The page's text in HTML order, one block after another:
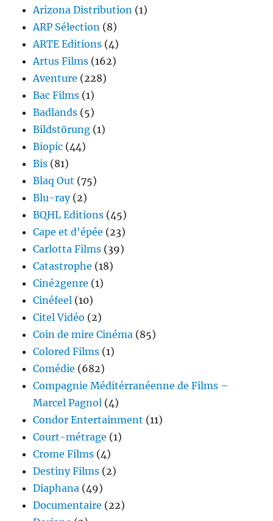
Arizona Distribution (1)
ARP Sélection (8)
ARTE Editions (4)
Artus Films (162)
Aventure (228)
Bac Films (1)
Badlands (5)
Bildstörung (1)
Biopic (44)
Bis (81)
Blaq Out (75)
Blu-ray(2)
BQHL Editions (45)
Cape et d'épée (23)
Carlotta Films (39)
Catastrophe (18)
Ciné2genre (1)
Cinéfeel (10)
Citel Vidéo (2)
Coin de mire Cinéma (85)
Colored Films (1)
Comédie (682)
Compagnie Méditérranéenne de Films –
Marcel Pagnol (4)
Condor Entertainment (11)
Court-métrage (1)
Crome Films (4)
Destiny Films (2)
Diaphana (49)
Documentaire (22)